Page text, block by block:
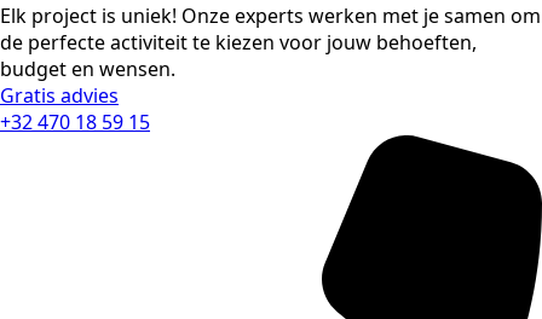
Elk project is uniek! Onze experts werken met je samen om
de perfecte activiteit te kiezen voor jouw behoeften,
budget en wensen.
Gratis advies
+32 470 18 59 15